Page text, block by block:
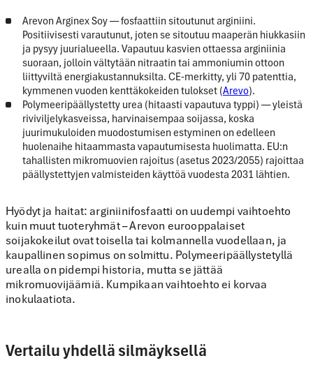
Arevon Arginex Soy— fosfaattiin sitoutunut arginiini.
Positiivisesti varautunut, joten se sitoutuu maaperän hiukkasiin
ja pysyy juurialueella. Vapautuu kasvien ottaessa arginiinia
suoraan, jolloin vältytään nitraatin tai ammoniumin ottoon
liittyviltä energiakustannuksilta. CE-merkitty, yli 70 patenttia,
kymmenen vuoden kenttäkokeiden tulokset (Arevo).
Polymeeripäällystetty urea (hitaasti vapautuva typpi) — yleistä
riviviljelykasveissa, harvinaisempaa soijassa, koska
juurimukuloiden muodostumisen estyminen on edelleen
huolenaihe hitaammasta vapautumisesta huolimatta. EU:n
tahallisten mikromuovien rajoitus (asetus 2023/2055) rajoittaa
päällystettyjen valmisteiden käyttöä vuodesta 2031 lähtien.
Hyödyt ja haitat: arginiinifosfaatti on uudempi vaihtoehto
kuin muut tuoteryhmät – Arevon eurooppalaiset
soijakokeilut ovat toisella tai kolmannella vuodellaan, ja
kaupallinen sopimus on solmittu. Polymeeripäällystetyllä
urealla on pidempi historia, mutta se jättää
mikromuovijäämiä. Kumpikaan vaihtoehto ei korvaa
inokulaatiota.
Vertailu yhdellä silmäyksellä